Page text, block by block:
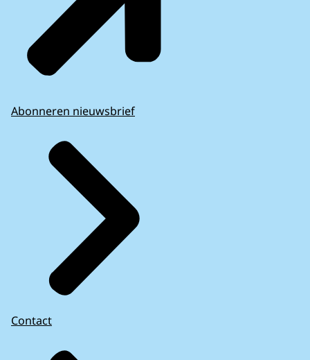
Abonneren nieuwsbrief
Contact